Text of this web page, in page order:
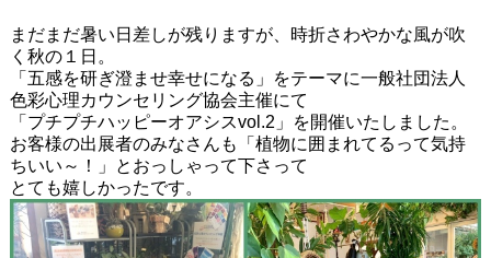
まだまだ暑い日差しが残りますが、時折さわやかな風が吹
く秋の１日。
「五感を研ぎ澄ませ幸せになる」をテーマに一般社団法人
色彩心理カウンセリング協会主催にて
「プチプチハッピーオアシスvol.2 」を開催いたしました。
お客様の出展者のみなさんも「植物に囲まれてるって気持
ちいい～！」とおっしゃって下さって
とても嬉しかったです。